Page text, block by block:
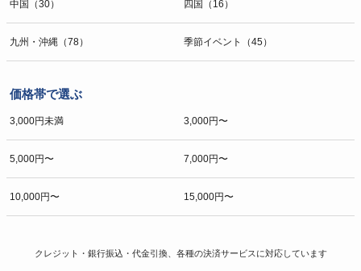
中国（30） 四国（16）
九州・沖縄（78） 季節イベント（45）
価格帯で選ぶ
3,000円未満 3,000円〜
5,000円〜 7,000円〜
10,000円〜 15,000円〜
クレジット・銀行振込・代金引換、各種の決済サービスに対応しています